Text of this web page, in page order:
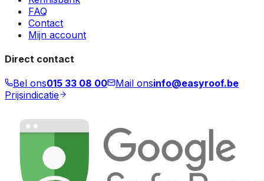
FAQ
Contact
Mijn account
Direct contact
Bel ons015 33 08 00 Mail onsinfo@easyroof.be
Prijsindicatie